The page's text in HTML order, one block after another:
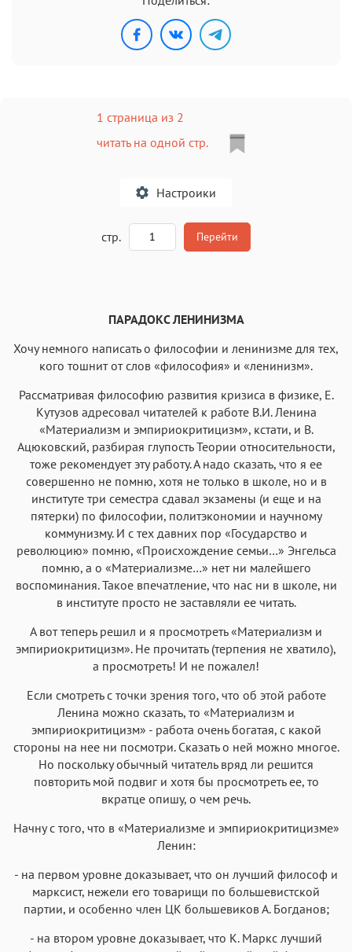
1 страница из 2
читать на одной стр.
Настроики
Аа
Roboto
Аа
Garamond
Аа
Fira Sans
Аа
Times
Аа
Iowan
Аа
San Francisco Аа
SF Serif Аа
New York
Аа
Helvetica Neue
Аа
Arial Аа
Georgia
Аа
Times New Roman
Аа
Courier
Аа
Courier New
Аа
Menlo
Аа
SF Mono
стр. Перейти
ПАРАДОКС ЛЕНИНИЗМА
Хочу немного написать о философии и ленинизме для тех,
кого тошнит от слов «философия» и «ленинизм».
Рассматривая философию развития кризиса в физике, Е.
Кутузов адресовал читателей к работе В.И. Ленина
«Материализм и эмпириокритицизм», кстати, и В.
Ацюковский, разбирая глупость Теории относительности,
тоже рекомендует эту работу. А надо сказать, что я ее
совершенно не помню, хотя не только в школе, но и в
институте три семестра сдавал экзамены (и еще и на
пятерки) по философии, политэкономии и научному
коммунизму. И с тех давних пор «Государство и
революцию» помню, «Происхождение семьи…» Энгельса
помню, а о «Материализме…» нет ни малейшего
воспоминания. Такое впечатление, что нас ни в школе, ни
в институте просто не заставляли ее читать.
А вот теперь решил и я просмотреть «Материализм и
эмпириокритицизм». Не прочитать (терпения не хватило),
а просмотреть! И не пожалел!
Если смотреть с точки зрения того, что об этой работе
Ленина можно сказать, то «Материализм и
эмпириокритицизм» - работа очень богатая, с какой
стороны на нее ни посмотри. Сказать о ней можно многое.
Но поскольку обычный читатель вряд ли решится
повторить мой подвиг и хотя бы просмотреть ее, то
вкратце опишу, о чем речь.
Начну с того, что в «Материализме и эмпириокритицизме»
Ленин:
- на первом уровне доказывает, что он лучший философ и
марксист, нежели его товарищи по большевистской
партии, и особенно член ЦК большевиков А. Богданов;
- на втором уровне доказывает, что К. Маркс лучший